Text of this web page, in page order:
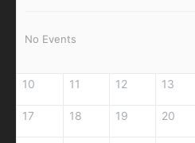
No Events
10 11 12 13
17 18 19 20